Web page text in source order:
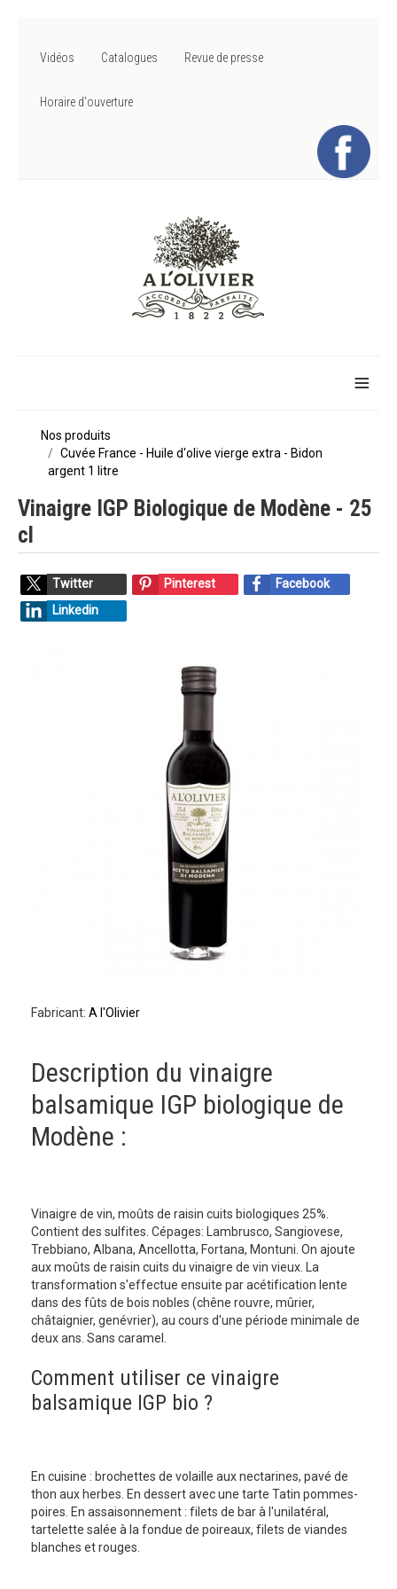
Vidéos Catalogues Revue de presse
Horaire d'ouverture
≡
Nos produits
Cuvée France - Huile d'olive vierge extra - Bidon
argent 1 litre
Vinaigre IGP Biologique de Modène - 25
cl
Twitter Pinterest
Facebook
Linkedin
Fabricant: A l'Olivier
Description du vinaigre
balsamique IGP biologique de
Modène :
Vinaigre de vin, moûts de raisin cuits biologiques 25%.
Contient des sulfites. Cépages: Lambrusco, Sangiovese,
Trebbiano, Albana, Ancellotta, Fortana, Montuni. On ajoute
aux moûts de raisin cuits du vinaigre de vin vieux. La
transformation s'effectue ensuite par acétification lente
dans des fûts de bois nobles (chêne rouvre, mûrier,
châtaignier, genévrier), au cours d'une période minimale de
deux ans. Sans caramel.
Comment utiliser ce vinaigre
balsamique IGP bio ?
En cuisine : brochettes de volaille aux nectarines, pavé de
thon aux herbes. En dessert avec une tarte Tatin pommes-
poires. En assaisonnement : filets de bar à l'unilatéral,
tartelette salée à la fondue de poireaux, filets de viandes
blanches et rouges.